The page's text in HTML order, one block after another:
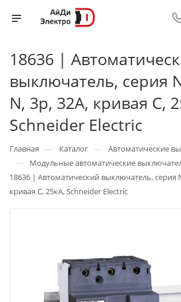
18636 |
выключатель, серия
N, 3p, 32А, кривая C,
Schneider Electric
Главная — Каталог — Автоматические
— Модульные автоматические
18636 | Автоматический выключатель, серия
кривая C, 25кА, Schneider Electric